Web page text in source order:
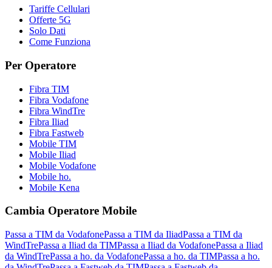
Tariffe Cellulari
Offerte 5G
Solo Dati
Come Funziona
Per Operatore
Fibra TIM
Fibra Vodafone
Fibra WindTre
Fibra Iliad
Fibra Fastweb
Mobile TIM
Mobile Iliad
Mobile Vodafone
Mobile ho.
Mobile Kena
Cambia Operatore Mobile
Passa a TIM da VodafonePassa a TIM da IliadPassa a TIM da
WindTrePassa a Iliad da TIMPassa a Iliad da VodafonePassa a Iliad
da WindTrePassa a ho. da VodafonePassa a ho. da TIMPassa a ho.